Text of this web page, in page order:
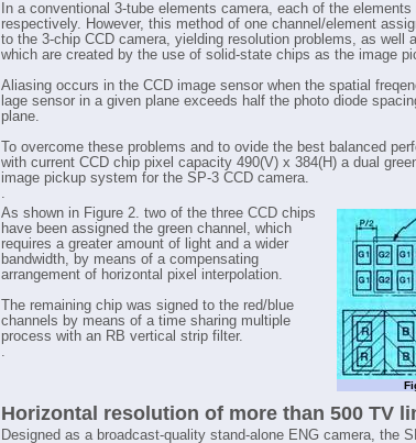
In a conventional 3-tube elements camera, each of the
respectively. However, this method of one channel/element
to the 3-chip CCD camera, yielding resolution problems, as well
which are created by the use of solid-state chips as the image
Aliasing occurs in the CCD image sensor when the spatial
lage sensor in a given plane exceeds half the photo diode
plane.
To overcome these problems and to ovide the best balanced
with current CCD chip pixel capacity 490(V) x 384(H) a dual
image pickup system for the SP-3 CCD camera.
.
As shown in Figure 2. two of the three CCD chips
have been assigned the green channel, which
requires a greater amount of light and a wider
bandwidth, by means of a compensating
arrangement of horizontal pixel interpolation.
The remaining chip was signed to the red/blue
channels by means of a time sharing multiple
process with an RB vertical strip filter.
.
Horizontal resolution of more than 500 TV
Designed as a broadcast-quality stand-alone ENG camera, the